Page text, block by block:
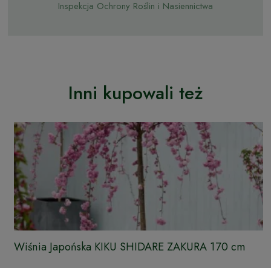
Inspekcja Ochrony Roślin i Nasiennictwa
Inni kupowali też
Wiśnia Japońska KIKU SHIDARE ZAKURA 170 cm